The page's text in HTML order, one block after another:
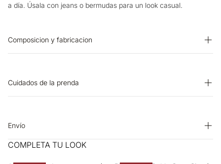
a día. Úsala con jeans o bermudas para un look casual.
Composicion y fabricacion
Cuidados de la prenda
Planchar solo por el revés. PLANCHADO: Planchar a una
con vapor puede causar daño irreversible. OTROS: Lavar
Envío
Entrega estimada de 7 a 15 días hábiles
COMPLETA TU LOOK